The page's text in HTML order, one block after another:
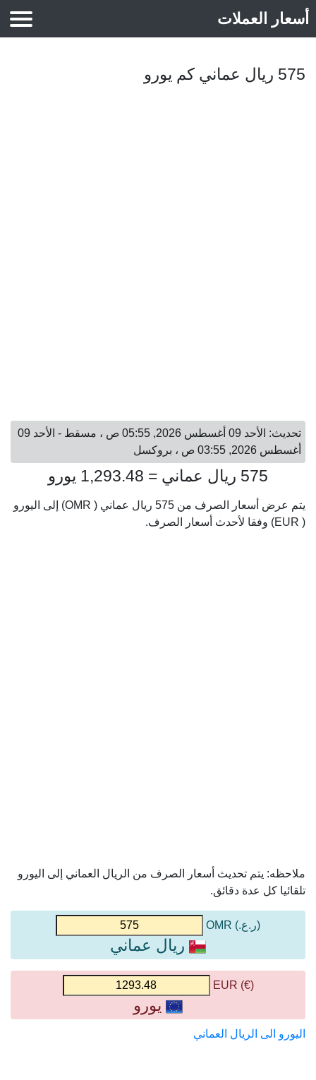
أسعار العملات
575 ريال عماني كم يورو
تحديث: الأحد 09 أغسطس 2026, 05:55 ص ، مسقط - الأحد 09
أغسطس 2026, 03:55 ص ، بروكسل
575 ريال عماني = 1,293.48 يورو
يتم عرض أسعار الصرف من 575 ريال عماني ( OMR) إلى اليورو
( EUR) وفقا لأحدث أسعار الصرف.
ملاحظه: يتم تحديث أسعار الصرف من الريال العماني إلى اليورو
تلقائيا كل عدة دقائق.
(ر.ع.) OMR
ريال عماني
(€) EUR
يورو
اليورو الى الريال العماني